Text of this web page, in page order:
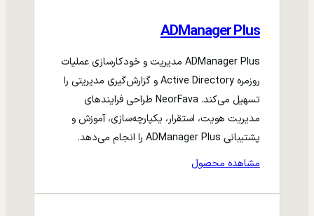
ADManager Plus
ADManager Plus مدیریت و خودکارسازی عملیات
روزمره Active Directory و گزارش‌گیری مدیریتی را
تسهیل می‌کند. NeorFava طراحی فرایندهای
مدیریت هویت، استقرار، یکپارچه‌سازی، آموزش و
پشتیبانی ADManager Plus را انجام می‌دهد.
مشاهده محصول